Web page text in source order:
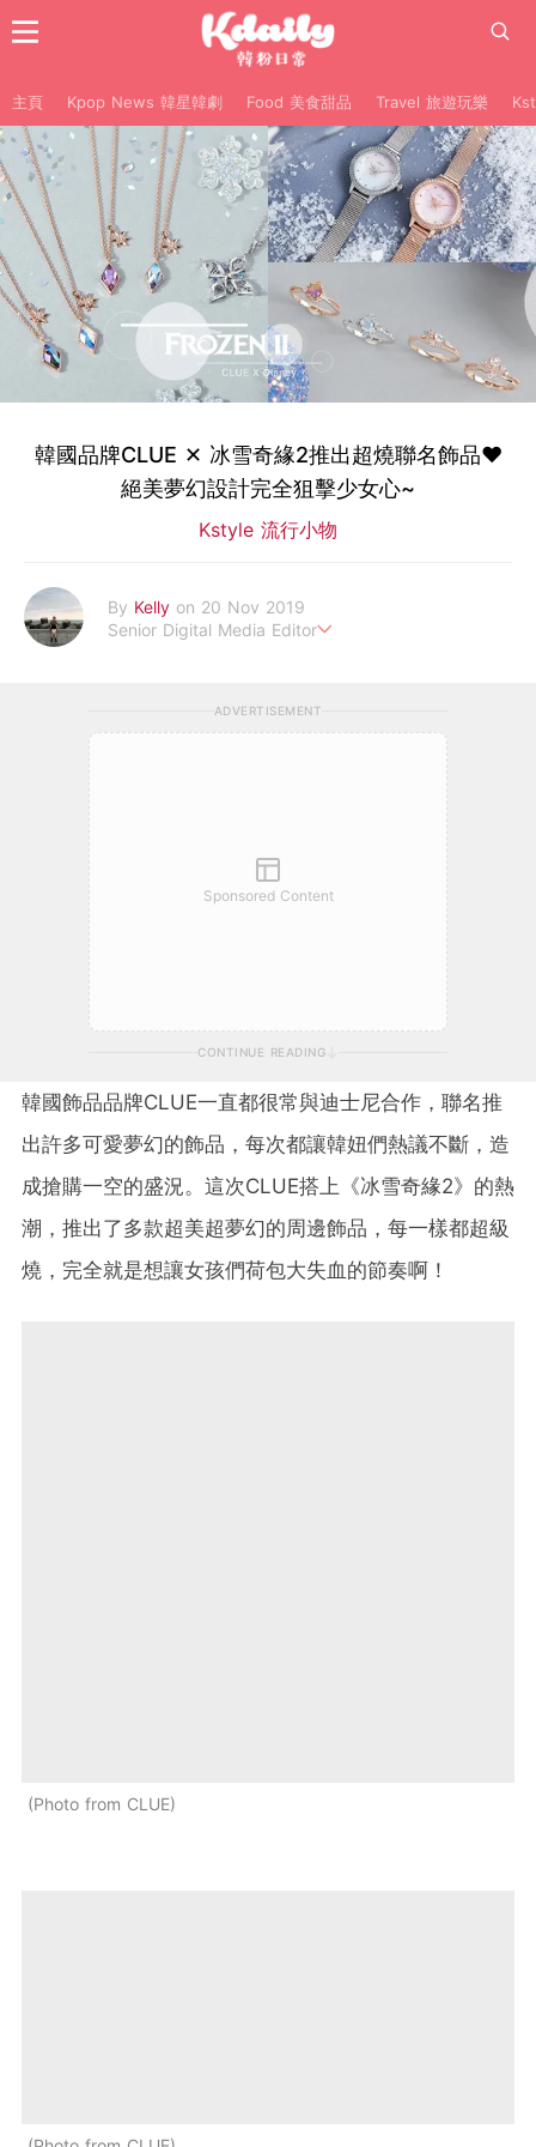
主頁 Kpop News 韓星韓劇 Food 美食甜品 Travel 旅遊玩樂
韓國品牌CLUE ✕ 冰雪奇緣2推出超燒聯名飾品♥
絕美夢幻設計完全狙擊少女心~
Kstyle 流行小物
By Kelly on 20 Nov 2019
Senior Digital Media Editor
ADVERTISEMENT
Sponsored Content
CONTINUE READING
韓國飾品品牌CLUE一直都很常與迪士尼合作，聯名推
出許多可愛夢幻的飾品，每次都讓韓妞們熱議不斷，造
成搶購一空的盛況。這次CLUE搭上《冰雪奇緣2》的熱
潮，推出了多款超美超夢幻的周邊飾品，每一樣都超級
燒，完全就是想讓女孩們荷包大失血的節奏啊！
Photo from CLUE